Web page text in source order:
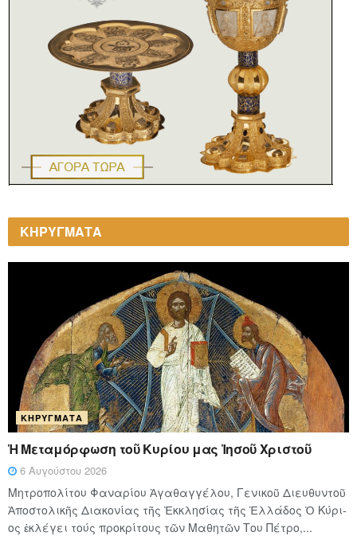
ΚΗΡΥΓΜΑΤΑ
ΚΗΡΎΓΜΑΤΑ
Ἡ Μεταμόρφωση τοῦ Κυρίου μας Ἰησοῦ Χριστοῦ
6 Αυγούστου 2026
Μητροπολίτου Φαναρίου Ἀγαθαγγέλου, Γενικοῦ Διευθυντοῦ
Ἀποστολικῆς Διακονίας τῆς Ἐκκλησίας τῆς Ἑλλάδος Ὁ Κύ­ρι­
ος ἐκλέγει τούς προ­κρί­τους τῶν Μα­θη­τῶν Του Πέ­τρο,...